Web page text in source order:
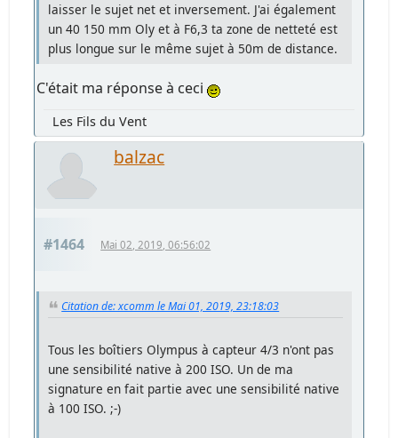
laisser le sujet net et inversement. J'ai également
un 40 150 mm Oly et à F6,3 ta zone de netteté est
plus longue sur le même sujet à 50m de distance.
C'était ma réponse à ceci
Les Fils du Vent
balzac
#1464 Mai 02, 2019, 06:56:02
Citation de: xcomm le Mai 01, 2019, 23:18:03
Tous les boîtiers Olympus à capteur 4/3 n'ont pas
une sensibilité native à 200 ISO. Un de ma
signature en fait partie avec une sensibilité native
à 100 ISO. ;-)